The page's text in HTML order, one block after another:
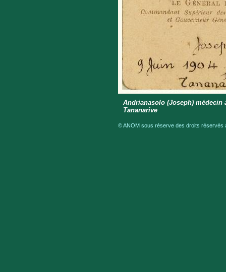
Andrianasolo (Joseph)
Tananarive
© ANOM sous réserve des droits réservés